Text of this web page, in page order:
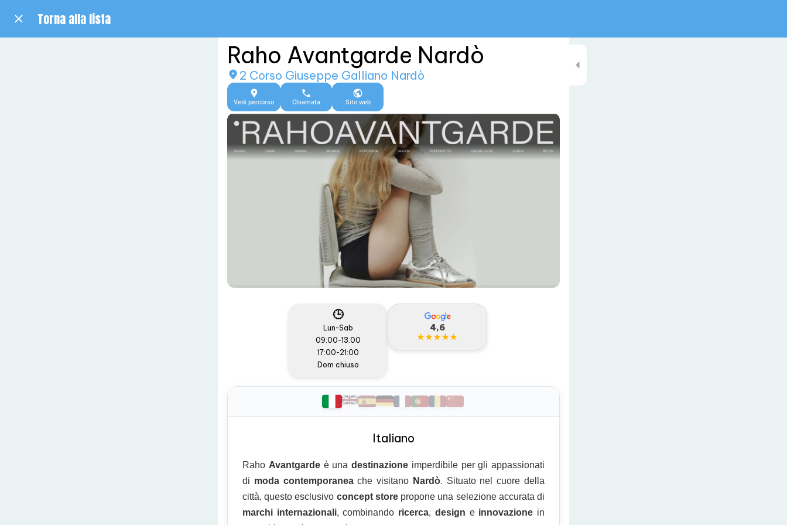
Torna alla lista
Raho Avantgarde Nardò
2 Corso Giuseppe Galliano Nardò
Vedi percorso Chiamata Sito web
🕒
Lun-Sab
09:00-13:00
17:00-21:00
Dom chiuso
4,6
★★★★★
Italiano
Raho Avantgardeè una destinazione imperdibile per gli appassionati
di moda contemporaneache visitano Nardò. Situato nel cuore della
città, questo esclusivo concept storepropone una selezione accurata di
marchi internazionali, combinando ricerca, design e innovazione in